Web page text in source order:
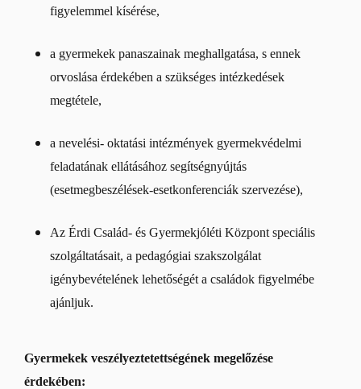
figyelemmel kísérése,
a gyermekek panaszainak meghallgatása, s ennek
orvoslása érdekében a szükséges intézkedések
megtétele,
a nevelési- oktatási intézmények gyermekvédelmi
feladatának ellátásához segítségnyújtás
(esetmegbeszélések-esetkonferenciák szervezése),
Az Érdi Család- és Gyermekjóléti Központ speciális
szolgáltatásait, a pedagógiai szakszolgálat
igénybevételének lehetőségét a családok figyelmébe
ajánljuk.
Gyermekek veszélyeztetettségének megelőzése
érdekében: